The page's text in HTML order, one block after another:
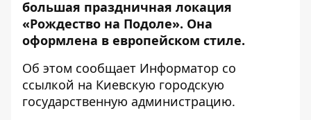
большая праздничная локация
«Рождество на Подоле». Она
оформлена в европейском стиле.
Об этом сообщает Информатор со
ссылкой на Киевскую городскую
государственную администрацию.